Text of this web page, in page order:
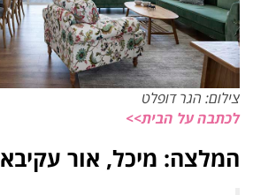
צילום: הגר דופלט
לכתבה על הבית>>
המלצה: מיכל, אור עקיבא